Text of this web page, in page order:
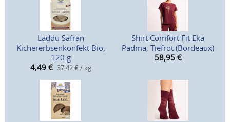
Laddu Safran
Kichererbsenkonfekt Bio,
120 g
4,49 € 37,42 € / kg
Shirt Comfort Fit Eka
Padma, Tiefrot (Bordeaux)
58,95 €